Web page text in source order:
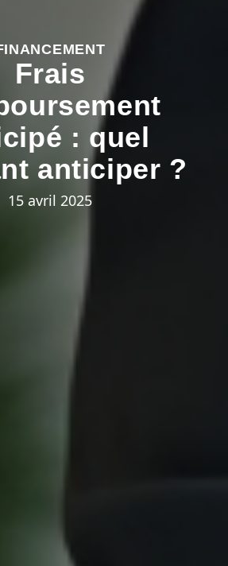
Frais
: quel
anticiper ?
15 avril 2025